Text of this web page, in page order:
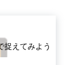
捉えてみよう